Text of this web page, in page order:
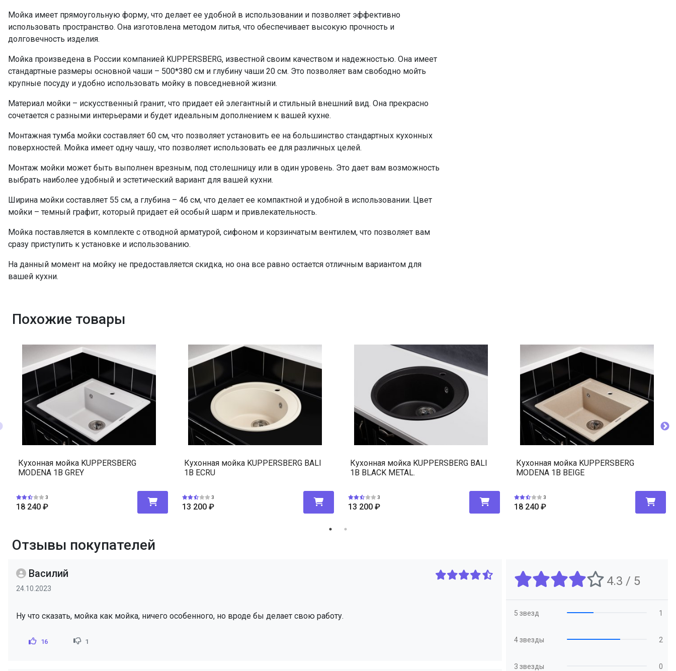
Мойка имеет прямоугольную форму, что делает ее удобной в использовании и позволяет эффективно
использовать пространство. Она изготовлена методом литья, что обеспечивает высокую прочность и
долговечность изделия.
Мойка произведена в России компанией KUPPERSBERG, известной своим качеством и надежностью. Она имеет
стандартные размеры основной чаши – 500*380 см и глубину чаши 20 см. Это позволяет вам свободно мойть
крупные посуду и удобно использовать мойку в повседневной жизни.
Материал мойки – искусственный гранит, что придает ей элегантный и стильный внешний вид. Она прекрасно
сочетается с разными интерьерами и будет идеальным дополнением к вашей кухне.
Монтажная тумба мойки составляет 60 см, что позволяет установить ее на большинство стандартных кухонных
поверхностей. Мойка имеет одну чашу, что позволяет использовать ее для различных целей.
Монтаж мойки может быть выполнен врезным, под столешницу или в один уровень. Это дает вам возможность
выбрать наиболее удобный и эстетический вариант для вашей кухни.
Ширина мойки составляет 55 см, а глубина – 46 см, что делает ее компактной и удобной в использовании. Цвет
мойки – темный графит, который придает ей особый шарм и привлекательность.
Мойка поставляется в комплекте с отводной арматурой, сифоном и корзинчатым вентилем, что позволяет вам
сразу приступить к установке и использованию.
На данный момент на мойку не предоставляется скидка, но она все равно остается отличным вариантом для
вашей кухни.
Похожие товары
Кухонная мойка KUPPERSBERG
MODENA 1B GREY
3
18 240 ₽
Кухонная мойка KUPPERSBERG BALI
1B ECRU
3
13 200 ₽
Кухонная мойка KUPPERSBERG BALI
1B BLACK METAL.
3
13 200 ₽
Кухонная мойка KUPPERSBERG
MODENA 1B BEIGE
3
18 240 ₽
Отзывы покупателей
Василий
24.10.2023
Ну что сказать, мойка как мойка, ничего особенного, но вроде бы делает свою работу.
16 1
4.3 / 5
5 звезд 1
4 звезды 2
3 звезды 0